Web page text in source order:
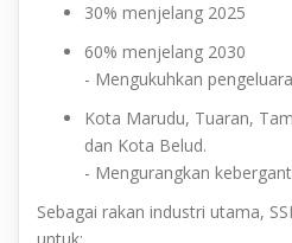
30% menjelang 2025
60% menjelang 2030
- Mengukuhkan
Kota Marudu, Tuaran,
dan Kota Belud.
- Mengurangkan
Sebagai rakan industri utama,